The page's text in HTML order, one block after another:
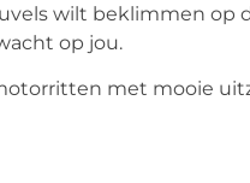
wilt beklimmen op
op jou.